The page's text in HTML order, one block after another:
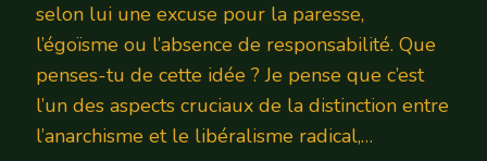
selon lui une excuse pour la paresse,
l’égoïsme ou l’absence de responsabilité. Que
penses-tu de cette idée ? Je pense que c’est
l’un des aspects cruciaux de la distinction entre
l’anarchisme et le libéralisme radical,…